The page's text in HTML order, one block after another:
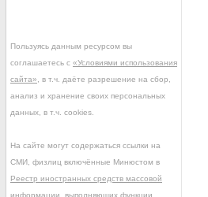
Пользуясь данным ресурсом вы
соглашаетесь с «Условиями использования
сайта» , в т.ч. даёте разрешение на сбор,
анализ и хранение своих персональных
данных, в т.ч. cookies.
На сайте могут содержаться ссылки на
СМИ, физлиц включённые Минюстом в
Реестр иностранных средств массовой
информации, выполняющих функции